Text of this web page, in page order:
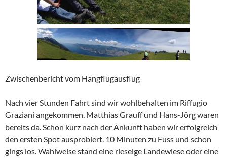
Zwischenbericht vom Hangflugausflug
Nach vier Stunden Fahrt sind wir wohlbehalten im Riffugio
Graziani angekommen. Matthias Grauff und Hans-Jörg waren
bereits da. Schon kurz nach der Ankunft haben wir erfolgreich
den ersten Spot ausprobiert. 10 Minuten zu Fuss und schon
gings los. Wahlweise stand eine rieseige Landewiese oder eine